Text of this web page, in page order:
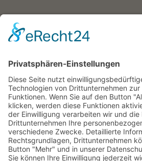
Wehrheim, Usingen, Neu-Anspach,
Friedrichsdorf, Oberursel, im Taunus,
Englisch-
Wehrheim im Taunus, Usingen, Neu-
Homburg, Friedrichsdorf, Oberursel, im